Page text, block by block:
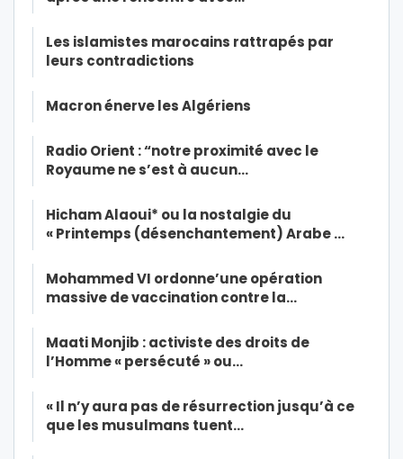
Les islamistes marocains rattrapés par
leurs contradictions
Macron énerve les Algériens
Radio Orient : “notre proximité avec le
Royaume ne s’est à aucun…
Hicham Alaoui* ou la nostalgie du
« Printemps (désenchantement) Arabe …
Mohammed VI ordonne’une opération
massive de vaccination contre la…
Maati Monjib : activiste des droits de
l’Homme « persécuté » ou…
« Il n’y aura pas de résurrection jusqu’à ce
que les musulmans tuent…